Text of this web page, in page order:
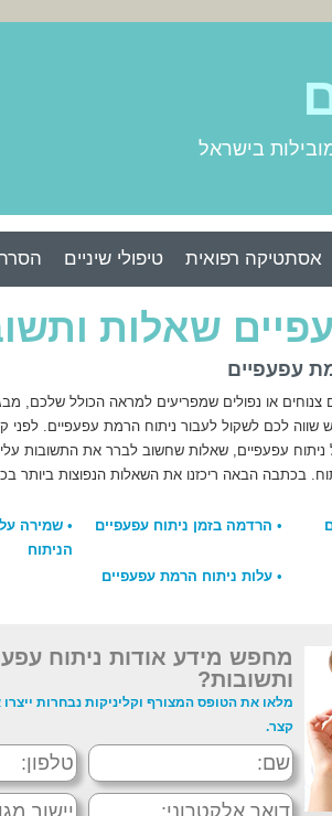
בישראל
אסתטיקה רפואית טיפולי שיניים
שאלות
עפעפיים
או נפולים שמפריעים למראה הכולל שלכם,
שווה לכם לשקול לעבור ניתוח הרמת עפעפיים.
עפעפיים, שאלות שחשוב לברר את התשובות
בכתבה הבאה ריכזנו את השאלות הנפוצות ביותר
• הרדמה בזמן ניתוח עפעפיים • שמירה
הניתוח
• עלות ניתוח הרמת עפעפיים
מחפש מידע אודות ניתוח
ותשובות?
מלאו את הטופס המצורף וקליניקות נבחרות
קצר.